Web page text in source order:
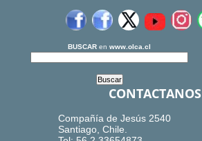
BUSCAR en www.olca.cl
CONTACTANOS
Compañía de Jesús 2540
Santiago, Chile.